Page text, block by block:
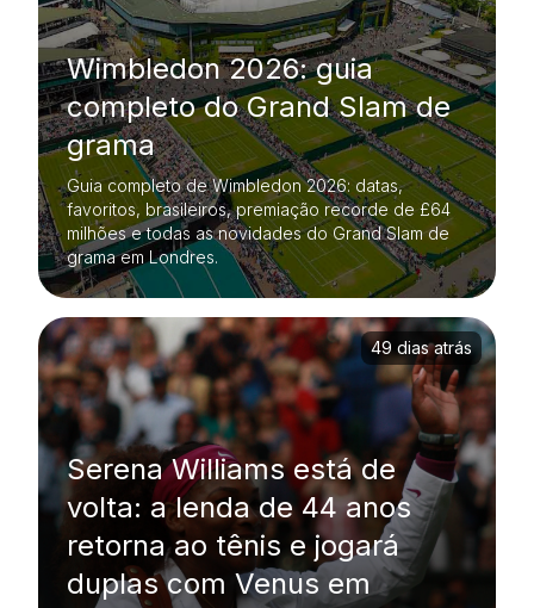
Wimbledon 2026: guia
completo do Grand Slam de
grama
Guia completo de Wimbledon 2026: datas,
favoritos, brasileiros, premiação recorde de £64
milhões e todas as novidades do Grand Slam de
grama em Londres.
Serena Williams está de
volta: a lenda de 44 anos
retorna ao tênis e jogará
duplas com Venus em
49 dias atrás